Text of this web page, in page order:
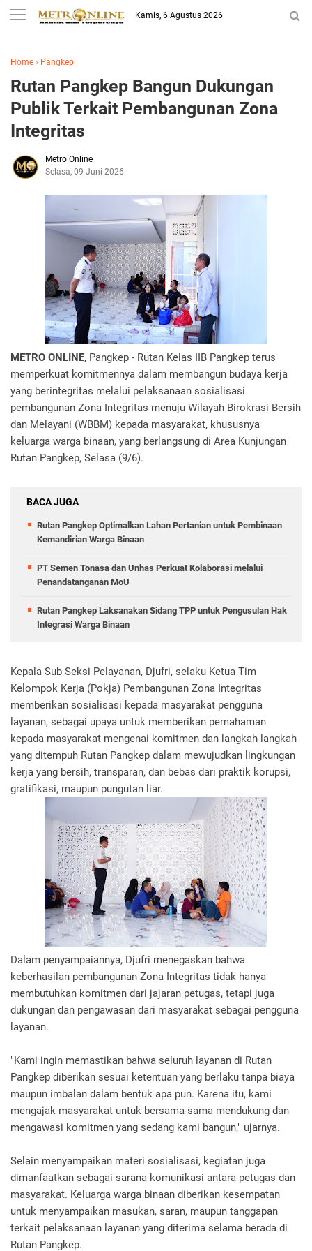
Kamis, 6 Agustus 2026
Home › Pangkep
Rutan Pangkep Bangun Dukungan
Publik Terkait Pembangunan Zona
Integritas
Metro Online
Selasa, 09 Juni 2026
METRO ONLINE, Pangkep - Rutan Kelas IIB Pangkep terus
memperkuat komitmennya dalam membangun budaya kerja
yang berintegritas melalui pelaksanaan sosialisasi
pembangunan Zona Integritas menuju Wilayah Birokrasi Bersih
dan Melayani (WBBM) kepada masyarakat, khususnya
keluarga warga binaan, yang berlangsung di Area Kunjungan
Rutan Pangkep, Selasa (9/6).
BACA JUGA
Rutan Pangkep Optimalkan Lahan Pertanian untuk Pembinaan
Kemandirian Warga Binaan
PT Semen Tonasa dan Unhas Perkuat Kolaborasi melalui
Penandatanganan MoU
Rutan Pangkep Laksanakan Sidang TPP untuk Pengusulan Hak
Integrasi Warga Binaan
Kepala Sub Seksi Pelayanan, Djufri, selaku Ketua Tim
Kelompok Kerja (Pokja) Pembangunan Zona Integritas
memberikan sosialisasi kepada masyarakat pengguna
layanan, sebagai upaya untuk memberikan pemahaman
kepada masyarakat mengenai komitmen dan langkah-langkah
yang ditempuh Rutan Pangkep dalam mewujudkan lingkungan
kerja yang bersih, transparan, dan bebas dari praktik korupsi,
gratifikasi, maupun pungutan liar.
Dalam penyampaiannya, Djufri menegaskan bahwa
keberhasilan pembangunan Zona Integritas tidak hanya
membutuhkan komitmen dari jajaran petugas, tetapi juga
dukungan dan pengawasan dari masyarakat sebagai pengguna
layanan.
"Kami ingin memastikan bahwa seluruh layanan di Rutan
Pangkep diberikan sesuai ketentuan yang berlaku tanpa biaya
maupun imbalan dalam bentuk apa pun. Karena itu, kami
mengajak masyarakat untuk bersama-sama mendukung dan
mengawasi komitmen yang sedang kami bangun," ujarnya.
Selain menyampaikan materi sosialisasi, kegiatan juga
dimanfaatkan sebagai sarana komunikasi antara petugas dan
masyarakat. Keluarga warga binaan diberikan kesempatan
untuk menyampaikan masukan, saran, maupun tanggapan
terkait pelaksanaan layanan yang diterima selama berada di
Rutan Pangkep.